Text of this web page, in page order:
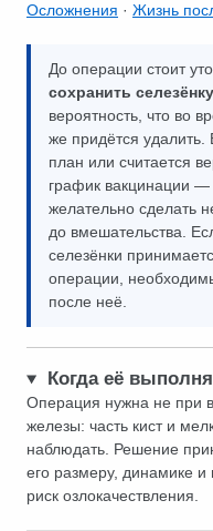
Осложнения · Жизнь
До операции стоит
сохранить селезёнку
вероятность, что во
же придётся удалить.
план или считается
график вакцинации —
желательно сделать
до вмешательства.
селезёнки
операции,
после неё.
Когда её
Операция нужна не при
железы: часть кист и
наблюдать. Решение
его размеру, динамике
риск озлокачествления.